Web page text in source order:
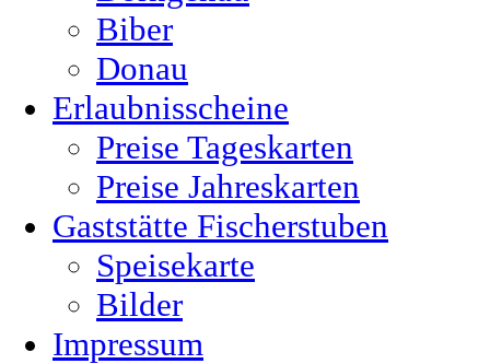
Biber
Donau
Erlaubnisscheine
Preise Tageskarten
Preise Jahreskarten
Gaststätte Fischerstuben
Speisekarte
Bilder
Impressum